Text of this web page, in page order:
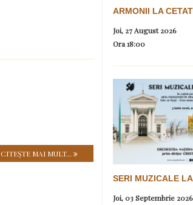
CITEŞTE MAI MULT...
ARMONII LA
Joi, 27 August 2026
Ora18:00
SERI MUZICALE
Joi, 03 Septembrie 2026